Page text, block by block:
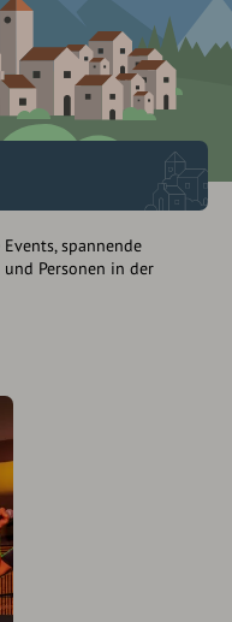
spannende
Personen in der